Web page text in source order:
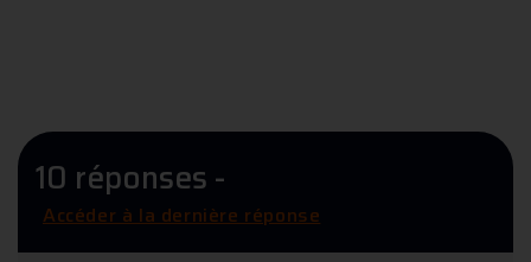
10 réponses -
Accéder à la dernière réponse